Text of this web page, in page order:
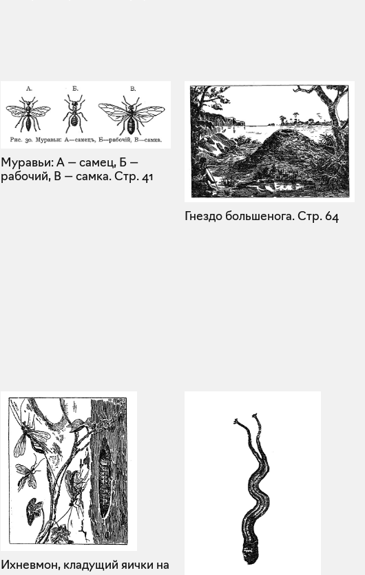
Муравьи: А — самец, Б —
рабочий, В — самка. Стр. 41
Гнездо большенога. Стр. 64
Ихневмон, кладущий яички на